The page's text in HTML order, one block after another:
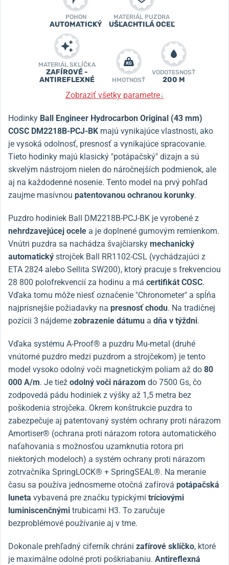
POHON
AUTOMATICKÝ
MATERIÁL PUZDRA
UŠĽACHTILÁ OCEĽ
MATERIÁL SKLÍČKA
ZAFÍROVÉ -
ANTIREFLEXNÉ
HMOTNOSŤ
VODOTESNOSŤ
200 M
Zobraziť všetky parametre↓
Hodinky Ball Engineer Hydrocarbon Original (43 mm)
COSC DM2218B-PCJ-BK majú vynikajúce vlastnosti, ako
je vysoká odolnosť, presnosť a vynikajúce spracovanie.
Tieto hodinky majú klasický "potápačský" dizajn a sú
skvelým nástrojom nielen do náročnejších podmienok, ale
aj na každodenné nosenie. Tento model na prvý pohľad
zaujme masívnou patentovanou ochranou korunky.
Puzdro hodiniek Ball DM2218B-PCJ-BK je vyrobené z
nehrdzavejúcej ocele a je doplnené gumovým remienkom.
Vnútri puzdra sa nachádza švajčiarsky mechanický
automatický strojček Ball RR1102-CSL (vychádzajúci z
ETA 2824 alebo Sellita SW200), ktorý pracuje s frekvenciou
28 800 polofrekvencií za hodinu a má certifikát COSC.
Vďaka tomu môže niesť označenie "Chronometer" a spĺňa
najprísnejšie požiadavky na presnosť chodu. Na tradičnej
pozícii 3 nájdeme zobrazenie dátumu a dňa v týždni.
Vďaka systému A-Proof® a puzdru Mu-metal (druhé
vnútorné puzdro medzi puzdrom a strojčekom) je tento
model vysoko odolný voči magnetickým poliam až do 80
000 A/m. Je tiež odolný voči nárazom do 7500 Gs, čo
zodpovedá pádu hodiniek z výšky až 1,5 metra bez
poškodenia strojčeka. Okrem konštrukcie puzdra to
zabezpečuje aj patentovaný systém ochrany proti nárazom
Amortiser® (ochrana proti nárazom rotora automatického
naťahovania s možnosťou uzamknutia rotora pri
niektorých modeloch) a systém ochrany proti nárazom
zotrvačníka SpringLOCK® + SpringSEAL®. Na meranie
času sa používa jednosmerne otočná zafírová potápačská
luneta vybavená pre značku typickými tríciovými
luminiscenčnými trubicami H3. To zaručuje
bezproblémové používanie aj v tme.
Dokonale prehľadný ciferník chráni zafírové sklíčko, ktoré
je maximálne odolné proti poškriabaniu. Antireflexná